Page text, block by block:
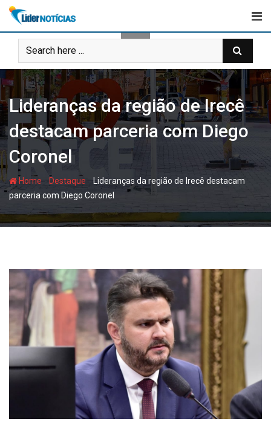
Skip
content
Lideranças da região de Irecê
destacam parceria com Diego
Coronel
Home - Destaque -
Lideranças da região de Irecê destacam
parceria com Diego Coronel